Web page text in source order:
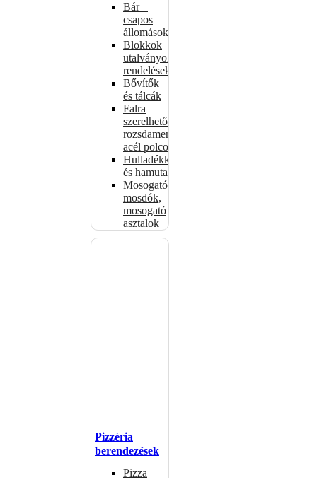
Bár –
csapos
állomások
Blokkok
utalványokhoz,
rendelésekhez
Bővítők
és tálcák
Falra
szerelhető
rozsdamentes
acél polcok
Hulladékkosarak
és hamutartók
Mosogatók,
mosdók,
mosogató
asztalok
Pizzéria
berendezések
Pizza